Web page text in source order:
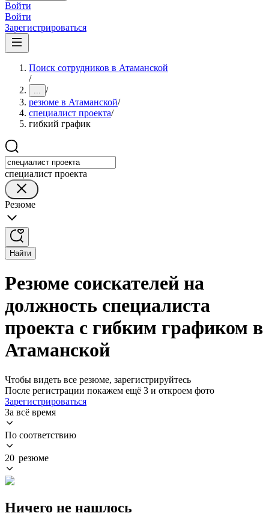
Войти
Войти
Зарегистрироваться
Поиск сотрудников в Атаманской
/
... /
резюме в Атаманской/
специалист проекта/
гибкий график
специалист проекта
Резюме
Найти
Резюме соискателей на
должность специалиста
проекта с гибким графиком в
Атаманской
Чтобы видеть все резюме, зарегистрируйтесь
После регистрации покажем ещё 3 и откроем фото
Зарегистрироваться
За всё время
По соответствию
20 резюме
Ничего не нашлось